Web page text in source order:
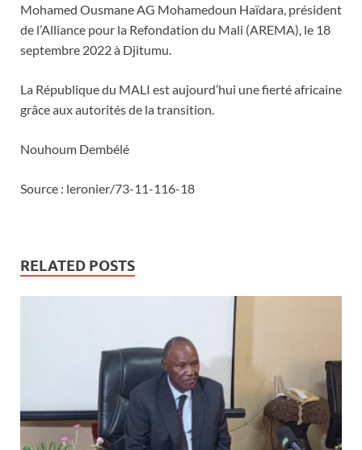
Mohamed Ousmane AG Mohamedoun Haïdara, président
de l’Alliance pour la Refondation du Mali (AREMA), le 18
septembre 2022 à Djitumu.
La République du MALI est aujourd’hui une fierté africaine
grâce aux autorités de la transition.
Nouhoum Dembélé
Source : leronier/73-11-116-18
RELATED POSTS